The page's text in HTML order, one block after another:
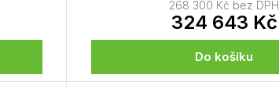
268 300 Kč bez DPH
324 643 Kč
Do košíku